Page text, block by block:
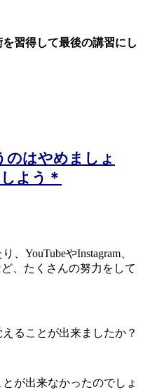
習得して最後の講習にし
のはやめましょ
よう＊
YouTubeやInstagram、
、たくさんの努力をして
ることが出来ましたか？
が出来なかったのでしょ